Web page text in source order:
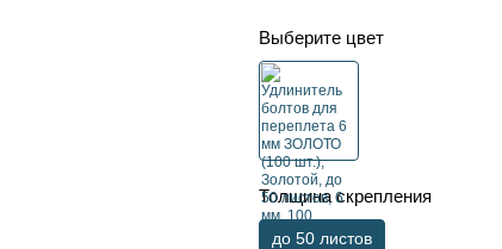
Выберите цвет
Толщина скрепления
до 50 листов